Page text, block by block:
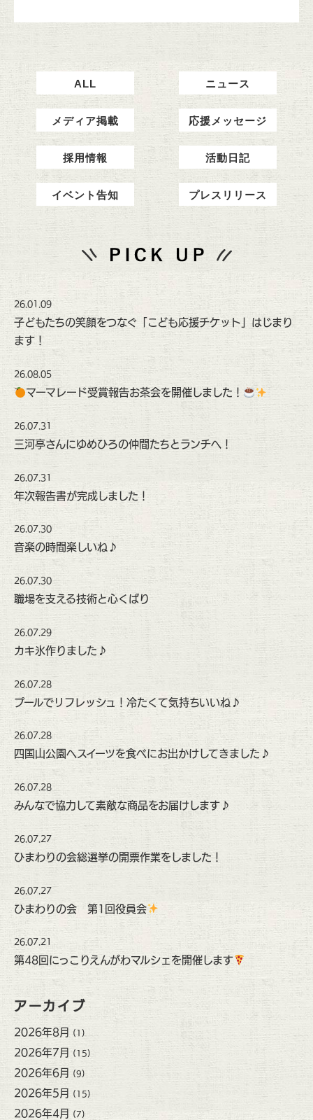
ALL ニュース
メディア掲載 応援メッセージ
採用情報 活動日記
イベント告知 プレスリリース
26.01.09
子どもたちの笑顔をつなぐ「こども応援チケット」はじまり
ます！
26.08.05
マーマレード受賞報告お茶会を開催しました！
26.07.31
三河亭さんにゆめひろの仲間たちとランチへ！
26.07.31
年次報告書が完成しました！
26.07.30
音楽の時間楽しいね♪
26.07.30
職場を支える技術と心くばり
26.07.29
カキ氷作りました♪
26.07.28
プールでリフレッシュ！冷たくて気持ちいいね♪
26.07.28
四国山公園へスイーツを食べにお出かけしてきました♪
26.07.28
みんなで協力して素敵な商品をお届けします♪
26.07.27
ひまわりの会総選挙の開票作業をしました！
26.07.27
ひまわりの会 第1回役員会
26.07.21
第48回にっこりえんがわマルシェを開催します
アーカイブ
2026年8月 (1)
2026年7月 (15)
2026年6月 (9)
2026年5月 (15)
2026年4月 (7)